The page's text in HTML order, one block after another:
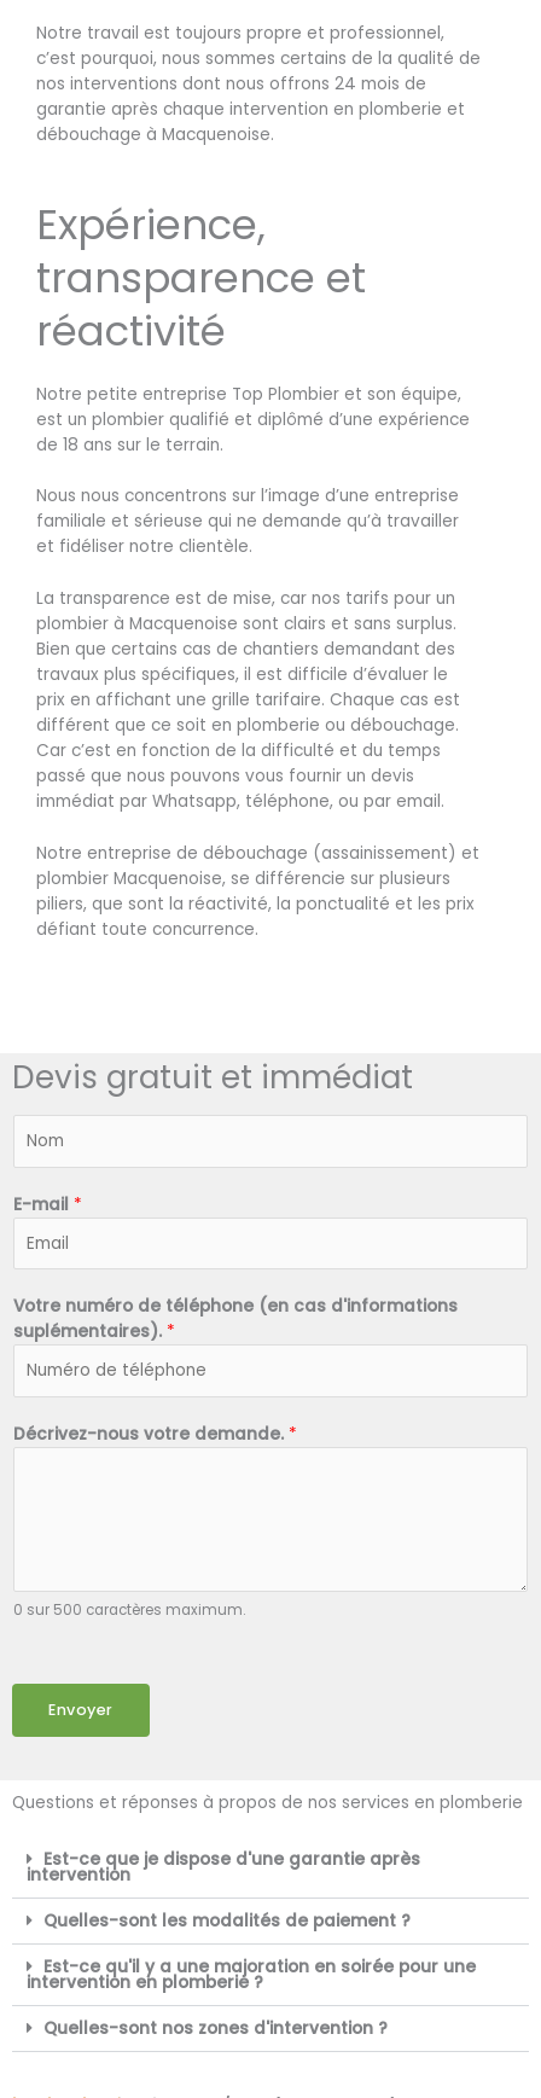
Notre travail est toujours propre et professionnel,
c’est pourquoi, nous sommes certains de la qualité de
nos interventions dont nous offrons 24 mois de
garantie après chaque intervention en plomberie et
débouchage à Macquenoise.
Expérience,
transparence et
réactivité
Notre petite entreprise Top Plombier et son équipe,
est un plombier qualifié et diplômé d’une expérience
de 18 ans sur le terrain.
Nous nous concentrons sur l’image d’une entreprise
familiale et sérieuse qui ne demande qu’à travailler
et fidéliser notre clientèle.
La transparence est de mise, car nos tarifs pour un
plombier à Macquenoise sont clairs et sans surplus.
Bien que certains cas de chantiers demandant des
travaux plus spécifiques, il est difficile d’évaluer le
prix en affichant une grille tarifaire. Chaque cas est
différent que ce soit en plomberie ou débouchage.
Car c’est en fonction de la difficulté et du temps
passé que nous pouvons vous fournir un devis
immédiat par Whatsapp, téléphone, ou par email.
Notre entreprise de débouchage (assainissement) et
plombier Macquenoise, se différencie sur plusieurs
piliers, que sont la réactivité, la ponctualité et les prix
défiant toute concurrence.
Devis gratuit et immédiat
*
E-mail *
Votre numéro de téléphone (en cas d'informations
suplémentaires). *
Décrivez-nous votre demande. *
0 sur 500 caractères maximum.
Envoyer
Questions et réponses à propos de nos services en plomberie
Est-ce que je dispose d'une garantie après
intervention
Quelles-sont les modalités de paiement ?
Est-ce qu'il y a une majoration en soirée pour une
intervention en plomberie ?
Quelles-sont nos zones d'intervention ?